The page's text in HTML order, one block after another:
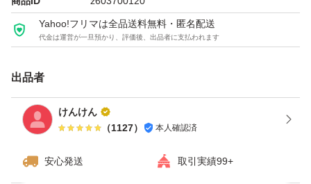
Yahoo!フリマは全品送料無料・匿名配送
代金は運営が一旦預かり、評価後、出品者に支払われます
出品者
けんけん
（1127） 本人確認済
安心発送 取引実績99+